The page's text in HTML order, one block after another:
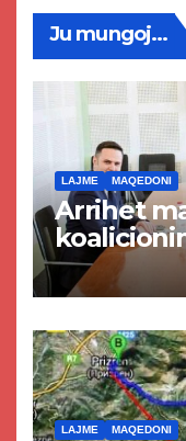
Ju mungoj...
LAJME MAQEDONI
Arrihet
Kurtit dhe
LAJME MAQEDONI